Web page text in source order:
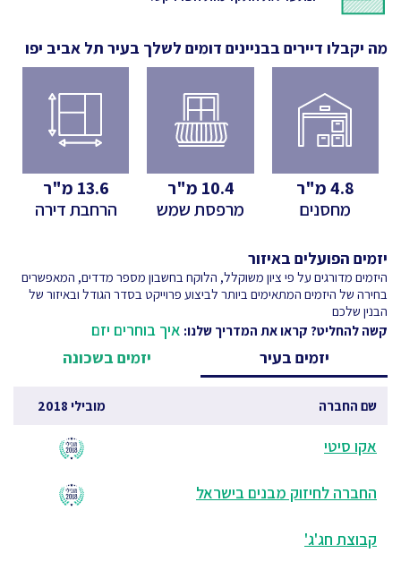
מה יקבלו דיירים בבניינים דומים לשלך בעיר תל אביב יפו
4.8מ"ר
מחסנים
10.4 מ"ר
מרפסת שמש
13.6 מ"ר
הרחבת דירה
יזמים הפועלים באיזור
היזמים מדורגים על פי ציון משוקלל, הלוקח בחשבון מספר מדדים, המאפשרים
בחירה של היזמים המתאימים ביותר לביצוע פרוייקט בסדר הגודל ובאיזור של
הבנין שלכם
קשה להחליט? קראו את המדריך שלנו: איך בוחרים יזם
יזמים בעיר
יזמים בשכונה
שם החברה מובילי 2018
אקו סיטי
החברה לחיזוק מבנים בישראל
קבוצת חג'ג'